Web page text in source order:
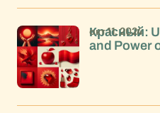
Красный:
and Power
окт 11, 2024